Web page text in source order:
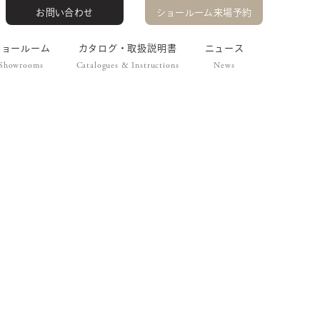
お問い合わせ ショールーム来場予約
ョールーム カタログ・取扱説明書
Catalogues & Instructions
ニュース
News